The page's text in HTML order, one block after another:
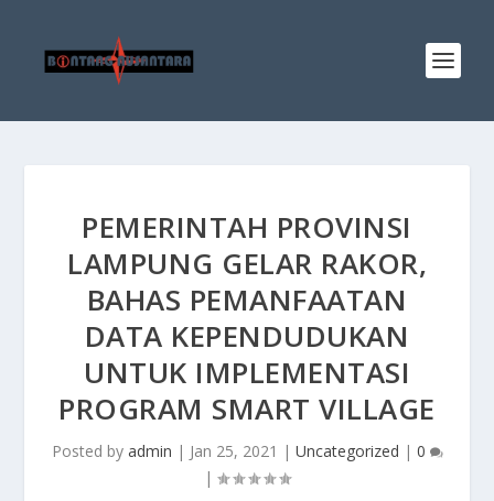
PEMERINTAH PROVINSI
LAMPUNG GELAR RAKOR,
BAHAS PEMANFAATAN
DATA KEPENDUDUKAN
UNTUK IMPLEMENTASI
PROGRAM SMART VILLAGE
Posted by admin | Jan 25, 2021 | Uncategorized | 0
|